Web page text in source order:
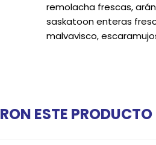
remolacha frescas,
saskatoon enteras
malvavisco,
ESTE